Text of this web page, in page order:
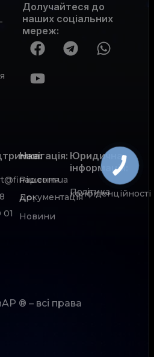
Долучайтеся до
наших соціальних
мереж:
Рішення
Документація
АРІ
Новини
Навігація: Юридична
інформація:
Політика
конфіденційності
® – всі права